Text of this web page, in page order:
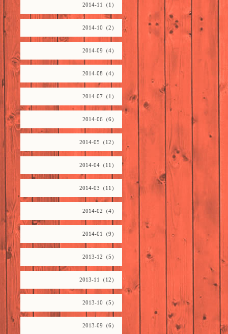
2014-11（1）
2014-10（2）
2014-09（4）
2014-08（4）
2014-07（1）
2014-06（6）
2014-05（12）
2014-04（11）
2014-03（11）
2014-02（4）
2014-01（9）
2013-12（5）
2013-11（12）
2013-10（5）
2013-09（6）